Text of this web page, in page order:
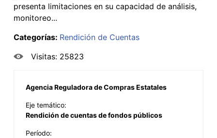
presenta limitaciones en su capacidad de análisis,
monitoreo...
Categorías: Rendición de Cuentas
Visitas: 25823
Agencia Reguladora de Compras Estatales
Eje temático:
Rendición de cuentas de fondos públicos
Período: